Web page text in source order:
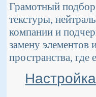
Грамотный
текстуры,
компании и
замену элементов
пространства, где